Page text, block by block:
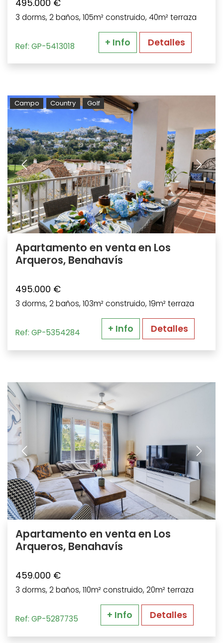
495.000 €
3 dorms, 2 baños, 105m² construido, 40m² terraza
Ref: GP-5413018 + Info Detalles
Campo Country Golf
Apartamento en venta en Los
Arqueros, Benahavís
495.000 €
3 dorms, 2 baños, 103m² construido, 19m² terraza
Ref: GP-5354284 + Info Detalles
Apartamento en venta en Los
Arqueros, Benahavís
459.000 €
3 dorms, 2 baños, 110m² construido, 20m² terraza
Ref: GP-5287735 + Info Detalles